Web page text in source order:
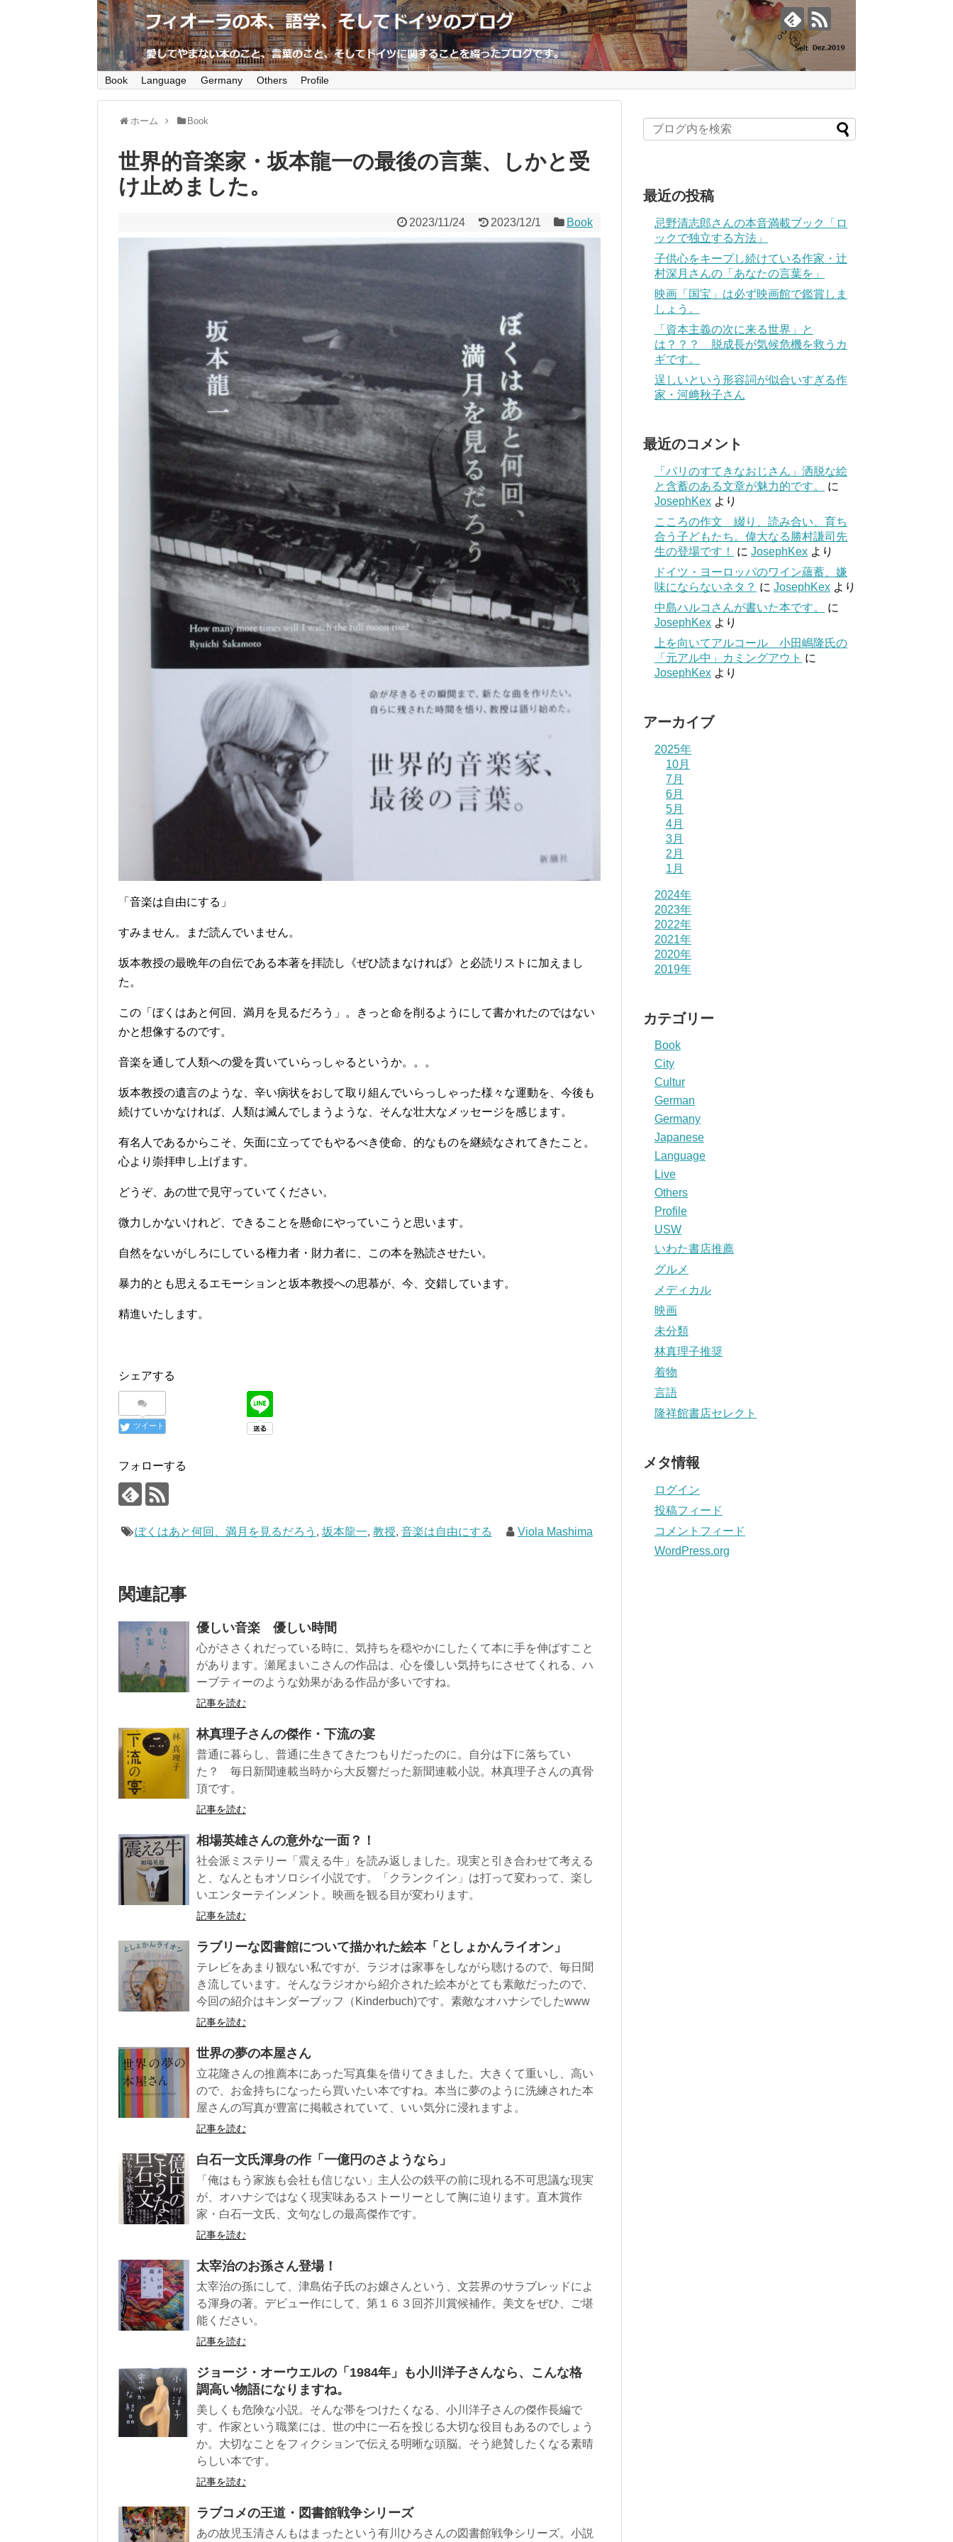
愛してやまない本のこと、言葉のこと、そしてドイツに関することを綴ったブログです。
Book Language Germany Others Profile
ホーム Book
世界的音楽家・坂本龍一の最後の言葉、しかと受
け止めました。
2023/11/24 2023/12/1 Book
「音楽は自由にする」
すみません。まだ読んでいません。
坂本教授の最晩年の自伝である本著を拝読し《ぜひ読まなければ》と必読リストに加えまし
た。
この「ぼくはあと何回、満月を見るだろう」。きっと命を削るようにして書かれたのではない
かと想像するのです。
音楽を通して人類への愛を貫いていらっしゃるというか。。。
坂本教授の遺言のような、辛い病状をおして取り組んでいらっしゃった様々な運動を、今後も
続けていかなければ、人類は滅んでしまうような、そんな壮大なメッセージを感じます。
有名人であるからこそ、矢面に立ってでもやるべき使命、的なものを継続なされてきたこと。
心より崇拝申し上げます。
どうぞ、あの世で見守っていてください。
微力しかないけれど、できることを懸命にやっていこうと思います。
自然をないがしろにしている権力者・財力者に、この本を熟読させたい。
暴力的とも思えるエモーションと坂本教授への思慕が、今、交錯しています。
精進いたします。
シェアする
ツイート
フォローする
ぼくはあと何回、満月を見るだろう ,坂本龍一,教授,音楽は自由にする Viola Mashima
関連記事
優しい音楽 優しい時間
心がささくれだっている時に、気持ちを穏やかにしたくて本に手を伸ばすこと
があります。瀬尾まいこさんの作品は、心を優しい気持ちにさせてくれる、ハ
ーブティーのような効果がある作品が多いですね。
記事を読む
林真理子さんの傑作・下流の宴
普通に暮らし、普通に生きてきたつもりだったのに。自分は下に落ちてい
た？ 毎日新聞連載当時から大反響だった新聞連載小説。林真理子さんの真骨
頂です。
記事を読む
相場英雄さんの意外な一面？！
社会派ミステリー「震える牛」を読み返しました。現実と引き合わせて考える
と、なんともオソロシイ小説です。「クランクイン」は打って変わって、楽し
いエンターテインメント。映画を観る目が変わります。
記事を読む
ラブリーな図書館について描かれた絵本「としょかんライオン」
テレビをあまり観ない私ですが、ラジオは家事をしながら聴けるので、毎日聞
き流しています。そんなラジオから紹介された絵本がとても素敵だったので、
今回の紹介はキンダーブッフ（Kinderbuch)です。素敵なオハナシでしたwww
記事を読む
世界の夢の本屋さん
立花隆さんの推薦本にあった写真集を借りてきました。大きくて重いし、高い
ので、お金持ちになったら買いたい本ですね。本当に夢のように洗練された本
屋さんの写真が豊富に掲載されていて、いい気分に浸れますよ。
記事を読む
白石一文氏渾身の作「一億円のさようなら」
「俺はもう家族も会社も信じない」主人公の鉄平の前に現れる不可思議な現実
が、オハナシではなく現実味あるストーリーとして胸に迫ります。直木賞作
家・白石一文氏、文句なしの最高傑作です。
記事を読む
太宰治のお孫さん登場！
太宰治の孫にして、津島佑子氏のお嬢さんという、文芸界のサラブレッドによ
る渾身の著。デビュー作にして、第１６３回芥川賞候補作。美文をぜひ、ご堪
能ください。
記事を読む
ジョージ・オーウエルの「1984年」も小川洋子さんなら、こんな格
調高い物語になりますね。
美しくも危険な小説。そんな帯をつけたくなる、小川洋子さんの傑作長編で
す。作家という職業には、世の中に一石を投じる大切な役目もあるのでしょう
か。大切なことをフィクションで伝える明晰な頭脳。そう絶賛したくなる素晴
らしい本です。
記事を読む
ラブコメの王道・図書館戦争シリーズ
あの故児玉清さんもはまったという有川ひろさんの図書館戦争シリーズ。小説
最近の投稿
忌野清志郎さんの本音満載ブック「ロ
ックで独立する方法」
子供心をキープし続けている作家・辻
村深月さんの「あなたの言葉を」
映画「国宝」は必ず映画館で鑑賞しま
しょう。
「資本主義の次に来る世界」と
は？？？ 脱成長が気候危機を救うカ
ギです。
逞しいという形容詞が似合いすぎる作
家・河﨑秋子さん
最近のコメント
「パリのすてきなおじさん」洒脱な絵
と含蓄のある文章が魅力的です。
に
JosephKex より
こころの作文 綴り、読み合い、育ち
合う子どもたち。偉大なる勝村謙司先
生の登場です！
に JosephKex より
ドイツ・ヨーロッパのワイン蘊蓄、嫌
味にならないネタ？ に JosephKex より
中島ハルコさんが書いた本です。
に
JosephKex より
上を向いてアルコール 小田嶋隆氏の
「元アル中」カミングアウト に
JosephKex より
アーカイブ
2025年
10月
7月
6月
5月
4月
3月
2月
1月
2024年
2023年
2022年
2021年
2020年
2019年
カテゴリー
Book
City
Cultur
German
Germany
Japanese
Language
Live
Others
Profile
USW
いわた書店推薦
グルメ
メディカル
映画
未分類
林真理子推奨
着物
言語
隆祥館書店セレクト
メタ情報
ログイン
投稿フィード
コメントフィード
WordPress.org